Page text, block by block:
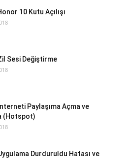
10 Kutu Açılışı
Sesi Değiştirme
Paylaşıma Açma ve
(Hotspot)
Durduruldu Hatası ve